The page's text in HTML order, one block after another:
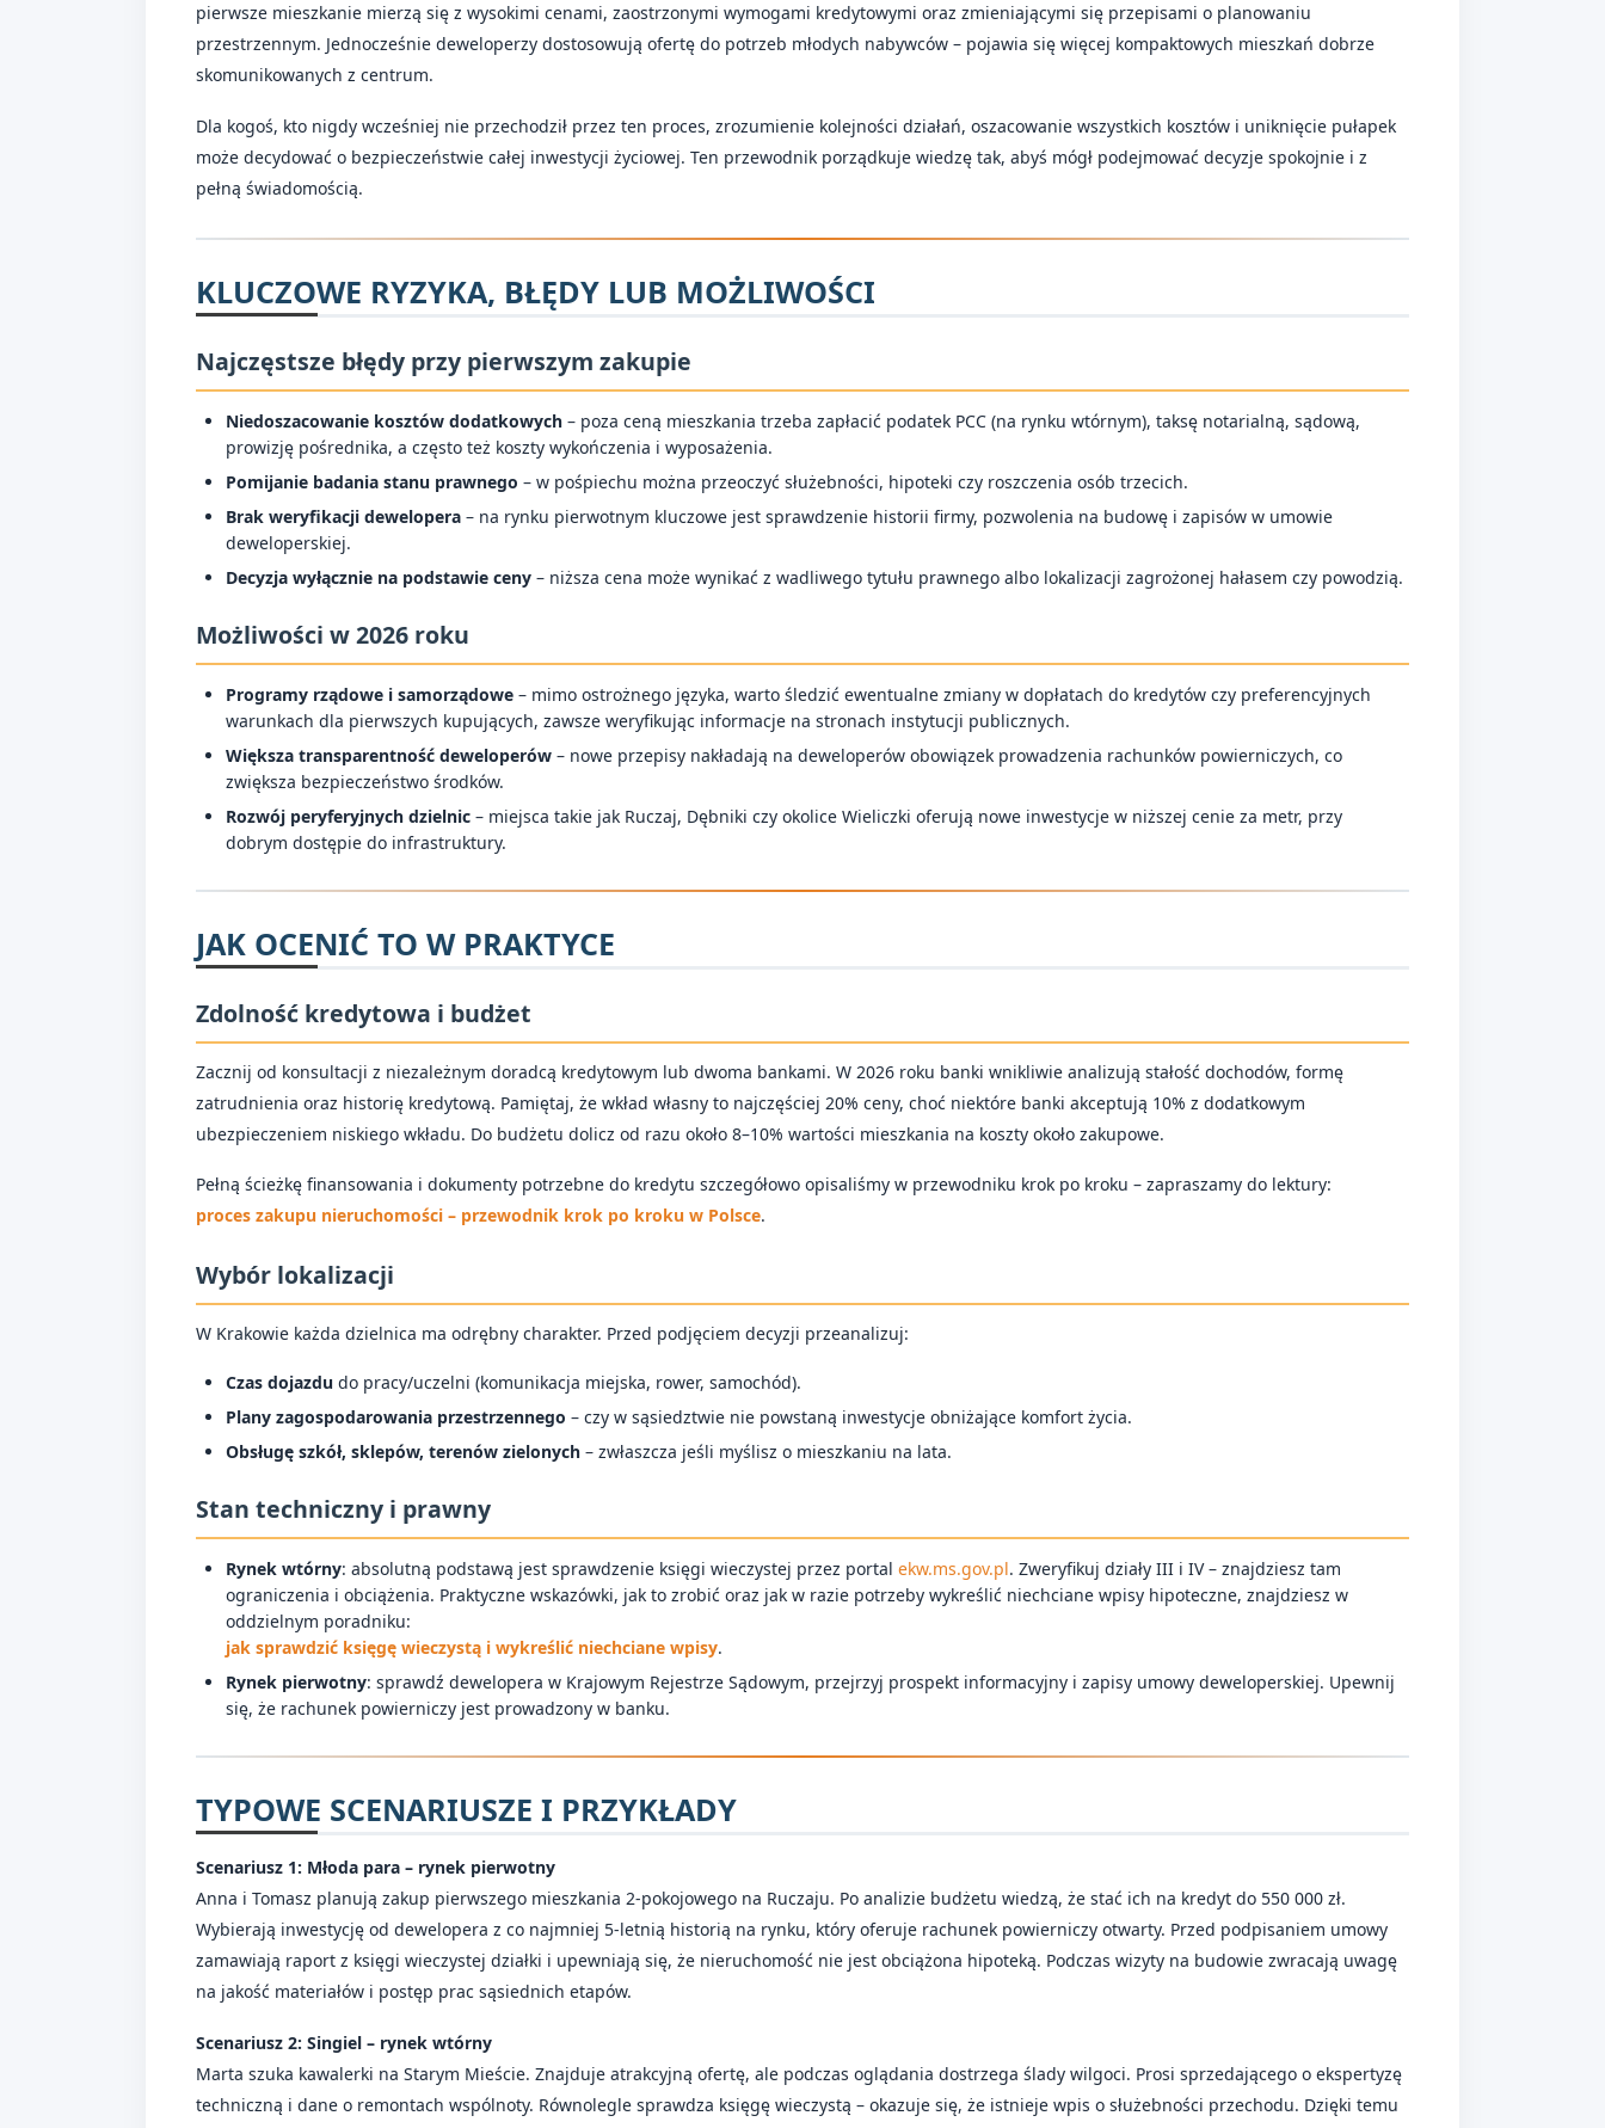
pierwsze mieszkanie mierzą się z wysokimi cenami, zaostrzonymi wymogami kredytowymi oraz zmieniającymi się przepisami o planowaniu
przestrzennym. Jednocześnie deweloperzy dostosowują ofertę do potrzeb młodych nabywców – pojawia się więcej kompaktowych mieszkań dobrze
skomunikowanych z centrum.
Dla kogoś, kto nigdy wcześniej nie przechodził przez ten proces, zrozumienie kolejności działań, oszacowanie wszystkich kosztów i uniknięcie pułapek
może decydować o bezpieczeństwie całej inwestycji życiowej. Ten przewodnik porządkuje wiedzę tak, abyś mógł podejmować decyzje spokojnie i z
pełną świadomością.
KLUCZOWE RYZYKA, BŁĘDY LUB MOŻLIWOŚCI
Najczęstsze błędy przy pierwszym zakupie
Niedoszacowanie kosztów dodatkowych – poza ceną mieszkania trzeba zapłacić podatek PCC (na rynku wtórnym), taksę notarialną, sądową,
prowizję pośrednika, a często też koszty wykończenia i wyposażenia.
Pomijanie badania stanu prawnego – w pośpiechu można przeoczyć służebności, hipoteki czy roszczenia osób trzecich.
Brak weryfikacji dewelopera – na rynku pierwotnym kluczowe jest sprawdzenie historii firmy, pozwolenia na budowę i zapisów w umowie
deweloperskiej.
Decyzja wyłącznie na podstawie ceny – niższa cena może wynikać z wadliwego tytułu prawnego albo lokalizacji zagrożonej hałasem czy powodzią.
Możliwości w 2026 roku
Programy rządowe i samorządowe – mimo ostrożnego języka, warto śledzić ewentualne zmiany w dopłatach do kredytów czy preferencyjnych
warunkach dla pierwszych kupujących, zawsze weryfikując informacje na stronach instytucji publicznych.
Większa transparentność deweloperów – nowe przepisy nakładają na deweloperów obowiązek prowadzenia rachunków powierniczych, co
zwiększa bezpieczeństwo środków.
Rozwój peryferyjnych dzielnic – miejsca takie jak Ruczaj, Dębniki czy okolice Wieliczki oferują nowe inwestycje w niższej cenie za metr, przy
dobrym dostępie do infrastruktury.
JAK OCENIĆ TO W PRAKTYCE
Zdolność kredytowa i budżet
Zacznij od konsultacji z niezależnym doradcą kredytowym lub dwoma bankami. W 2026 roku banki wnikliwie analizują stałość dochodów, formę
zatrudnienia oraz historię kredytową. Pamiętaj, że wkład własny to najczęściej 20% ceny, choć niektóre banki akceptują 10% z dodatkowym
ubezpieczeniem niskiego wkładu. Do budżetu dolicz od razu około 8–10% wartości mieszkania na koszty około zakupowe.
Pełną ścieżkę finansowania i dokumenty potrzebne do kredytu szczegółowo opisaliśmy w przewodniku krok po kroku – zapraszamy do lektury:
proces zakupu nieruchomości – przewodnik krok po kroku w Polsce.
Wybór lokalizacji
W Krakowie każda dzielnica ma odrębny charakter. Przed podjęciem decyzji przeanalizuj:
Czas dojazdu do pracy/uczelni (komunikacja miejska, rower, samochód).
Plany zagospodarowania przestrzennego – czy w sąsiedztwie nie powstaną inwestycje obniżające komfort życia.
Obsługę szkół, sklepów, terenów zielonych – zwłaszcza jeśli myślisz o mieszkaniu na lata.
Stan techniczny i prawny
Rynek wtórny: absolutną podstawą jest sprawdzenie księgi wieczystej przez portalekw.ms.gov.pl. Zweryfikuj działy III i IV – znajdziesz tam
ograniczenia i obciążenia. Praktyczne wskazówki, jak to zrobić oraz jak w razie potrzeby wykreślić niechciane wpisy hipoteczne, znajdziesz w
oddzielnym poradniku:
jak sprawdzić księgę wieczystą i wykreślić niechciane wpisy.
Rynek pierwotny: sprawdź dewelopera w Krajowym Rejestrze Sądowym, przejrzyj prospekt informacyjny i zapisy umowy deweloperskiej. Upewnij
się, że rachunek powierniczy jest prowadzony w banku.
TYPOWE SCENARIUSZE I PRZYKŁADY
Scenariusz 1: Młoda para – rynek pierwotny
Anna i Tomasz planują zakup pierwszego mieszkania 2-pokojowego na Ruczaju. Po analizie budżetu wiedzą, że stać ich na kredyt do 550 000 zł.
Wybierają inwestycję od dewelopera z co najmniej 5-letnią historią na rynku, który oferuje rachunek powierniczy otwarty. Przed podpisaniem umowy
zamawiają raport z księgi wieczystej działki i upewniają się, że nieruchomość nie jest obciążona hipoteką. Podczas wizyty na budowie zwracają uwagę
na jakość materiałów i postęp prac sąsiednich etapów.
Scenariusz 2: Singiel – rynek wtórny
Marta szuka kawalerki na Starym Mieście. Znajduje atrakcyjną ofertę, ale podczas oglądania dostrzega ślady wilgoci. Prosi sprzedającego o ekspertyzę
techniczną i dane o remontach wspólnoty. Równolegle sprawdza księgę wieczystą – okazuje się, że istnieje wpis o służebności przechodu. Dzięki temu